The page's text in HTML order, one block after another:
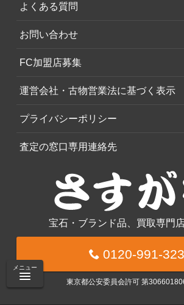
メニュー
よくある質問
お問い合わせ
FC加盟店募集
運営会社・古物営業法に基づく表示
プライバシーポリシー
査定の窓口専用連絡先
宝石・ブランド品、買取専門
0120-991-323
東京都公安委員会許可 第